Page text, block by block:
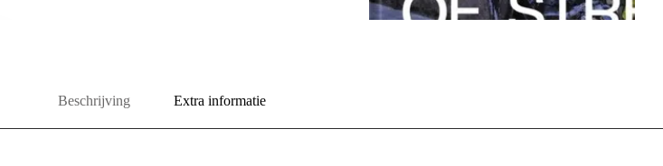
Beschrijving Extra informatie